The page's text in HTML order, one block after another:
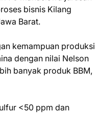
bisnis Kilang
Barat.
kemampuan produksi
dengan nilai Nelson
banyak produk BBM,
<50 ppm dan